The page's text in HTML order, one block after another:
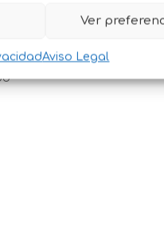
Ver
Aviso Legal